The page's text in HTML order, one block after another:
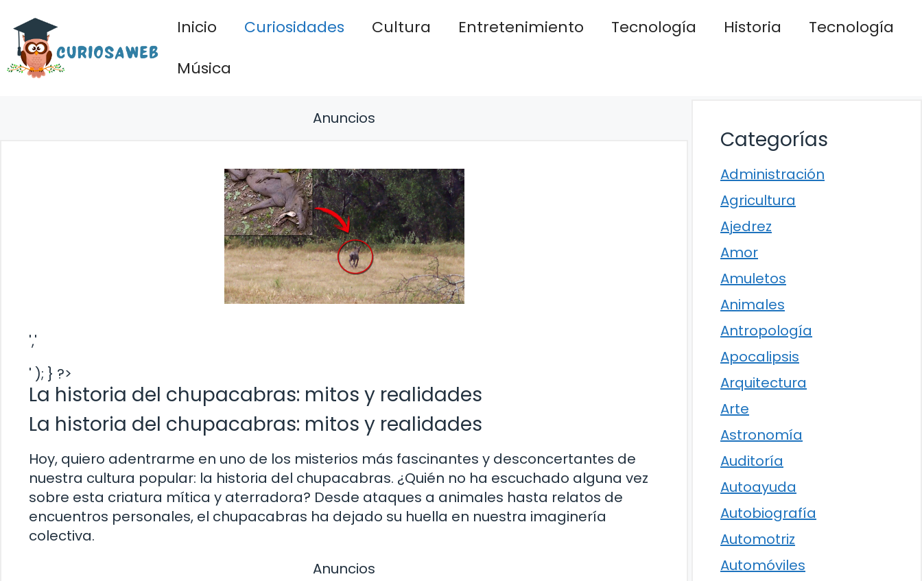
contenido
Inicio Curiosidades Cultura Entretenimiento Tecnología Historia
Tecnología
Música
Anuncios
','
' ); } ?>
La historia del chupacabras: mitos y realidades
La historia del chupacabras: mitos y realidades
Hoy, quiero adentrarme en uno de los misterios más fascinantes y desconcertantes de
nuestra cultura popular: la historia del chupacabras. ¿Quién no ha escuchado alguna vez
sobre esta criatura mítica y aterradora? Desde ataques a animales hasta relatos de
encuentros personales, el chupacabras ha dejado su huella en nuestra imaginería
colectiva.
Anuncios
Categorías
Administración
Agricultura
Ajedrez
Amor
Amuletos
Animales
Antropología
Apocalipsis
Arquitectura
Arte
Astronomía
Auditoría
Autoayuda
Autobiografía
Automotriz
Automóviles